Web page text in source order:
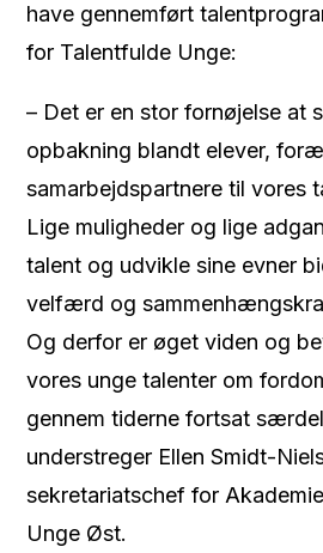
have gennemført
for Talentfulde Unge:
– Det er en stor fornøjelse at
opbakning blandt elever,
samarbejdspartnere til vores
Lige muligheder og lige
talent og udvikle sine evner
velfærd og
Og derfor er øget viden og
vores unge talenter om
gennem tiderne fortsat
understreger Ellen Smidt-
sekretariatschef for
Unge Øst.